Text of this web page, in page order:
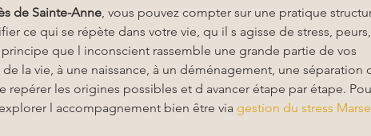
de Sainte-Anne, vous pouvez compter sur une pratique
ce qui se répète dans votre vie, qu il s agisse de stress, peurs,
que l inconscient rassemble une grande partie de vos
la vie, à une naissance, à un déménagement, une séparation
les origines possibles et d avancer étape par étape.
l accompagnement bien être via gestion du stress